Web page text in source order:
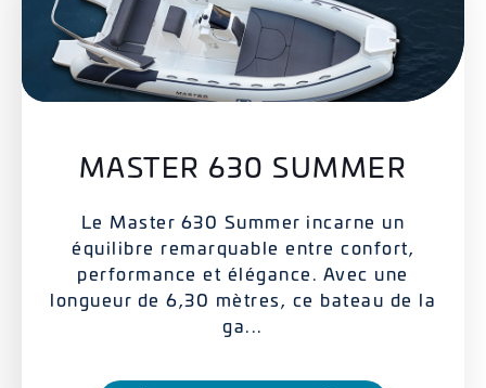
MASTER 630 SUMMER
Le Master 630 Summer incarne un
équilibre remarquable entre confort,
performance et élégance. Avec une
longueur de 6,30 mètres, ce bateau de la
ga...